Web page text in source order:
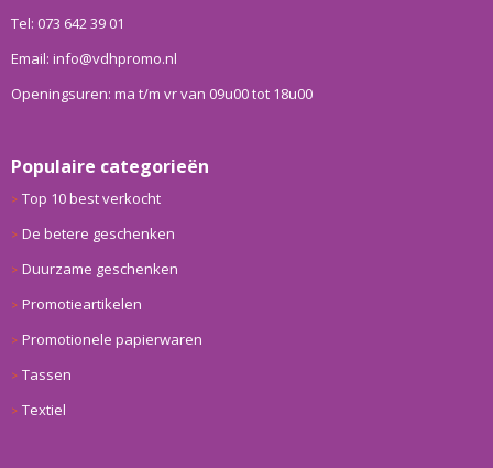
Tel: 073 642 39 01
Email: info@vdhpromo.nl
Openingsuren: ma t/m vr van 09u00 tot 18u00
Populaire categorieën
Top 10 best verkocht
De betere geschenken
Duurzame geschenken
Promotieartikelen
Promotionele papierwaren
Tassen
Textiel